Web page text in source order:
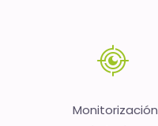
Monitorización